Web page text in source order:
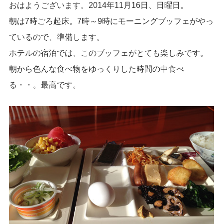
おはようございます。2014年11月16日、日曜日。
朝は7時ごろ起床。7時～9時にモーニングブッフェがやっ
ているので、準備します。
ホテルの宿泊では、このブッフェがとても楽しみです。
朝から色んな食べ物をゆっくりした時間の中食べ
る・・。最高です。